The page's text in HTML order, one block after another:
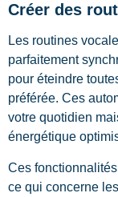
Créer des
Les routines
parfaitement
pour éteindre
préférée. Ces
votre quotidien
énergétique
Ces
ce qui concerne